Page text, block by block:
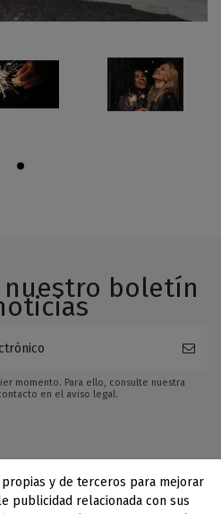
boletín
momento. Para ello, consulte nuestra
en el aviso legal.
y de terceros para mejorar
publicidad relacionada con sus